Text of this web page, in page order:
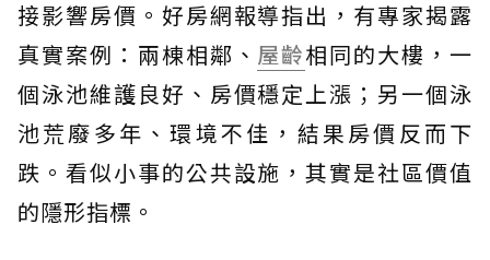
接影響房價。好房網報導指出，有專家揭露
真實案例：兩棟相鄰、 屋齡相同的大樓，一
個泳池維護良好、房價穩定上漲；另一個泳
池荒廢多年、環境不佳，結果房價反而下
跌。看似小事的公共設施，其實是社區價值
的隱形指標。